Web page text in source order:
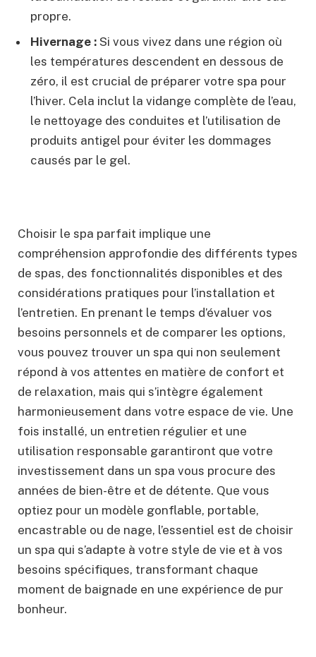
propre.
Hivernage : Si vous vivez dans une région où
les températures descendent en dessous de
zéro, il est crucial de préparer votre spa pour
l’hiver. Cela inclut la vidange complète de l’eau,
le nettoyage des conduites et l’utilisation de
produits antigel pour éviter les dommages
causés par le gel.
Choisir le spa parfait implique une
compréhension approfondie des différents types
de spas, des fonctionnalités disponibles et des
considérations pratiques pour l’installation et
l’entretien. En prenant le temps d’évaluer vos
besoins personnels et de comparer les options,
vous pouvez trouver un spa qui non seulement
répond à vos attentes en matière de confort et
de relaxation, mais qui s’intègre également
harmonieusement dans votre espace de vie. Une
fois installé, un entretien régulier et une
utilisation responsable garantiront que votre
investissement dans un spa vous procure des
années de bien-être et de détente. Que vous
optiez pour un modèle gonflable, portable,
encastrable ou de nage, l’essentiel est de choisir
un spa qui s’adapte à votre style de vie et à vos
besoins spécifiques, transformant chaque
moment de baignade en une expérience de pur
bonheur.